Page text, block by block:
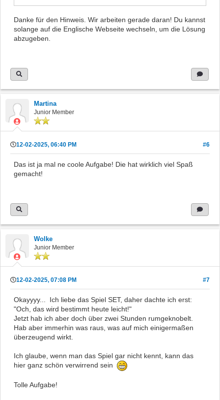
Danke für den Hinweis. Wir arbeiten gerade daran! Du kannst
solange auf die Englische Webseite wechseln, um die Lösung
abzugeben.
Martina
Junior Member
12-02-2025, 06:40 PM #6
Das ist ja mal ne coole Aufgabe! Die hat wirklich viel Spaß
gemacht!
Wolke
Junior Member
12-02-2025, 07:08 PM #7
Okayyyy... Ich liebe das Spiel SET, daher dachte ich erst:
"Och, das wird bestimmt heute leicht!"
Jetzt hab ich aber doch über zwei Stunden rumgeknobelt.
Hab aber immerhin was raus, was auf mich einigermaßen
überzeugend wirkt.
Ich glaube, wenn man das Spiel gar nicht kennt, kann das
hier ganz schön verwirrend sein
Tolle Aufgabe!